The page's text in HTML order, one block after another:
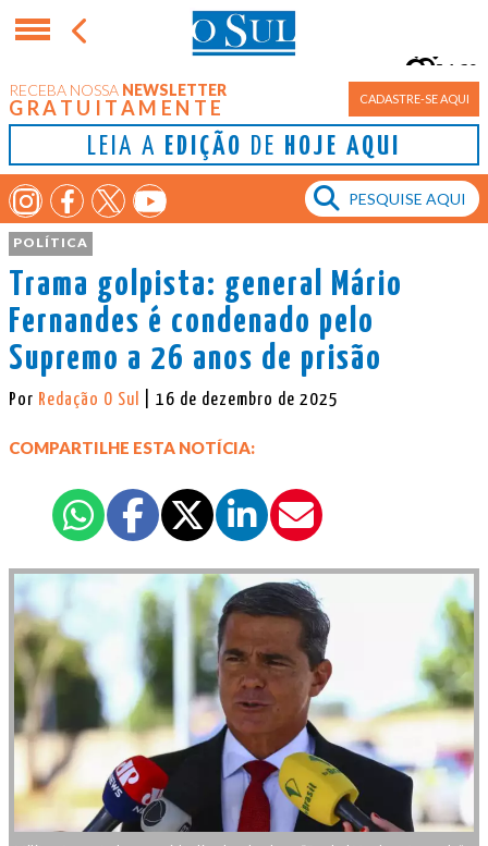
RECEBA NOSSA NEWSLETTER
GRATUITAMENTE CADASTRE-SE AQUI
LEIA A EDIÇÃO DE HOJE AQUI
Porto Alegre
16°
POLÍTICA
Trama golpista: general Mário
Fernandes é condenado pelo
Supremo a 26 anos de prisão
Por Redação O Sul | 16 de dezembro de 2025
COMPARTILHE ESTA NOTÍCIA: